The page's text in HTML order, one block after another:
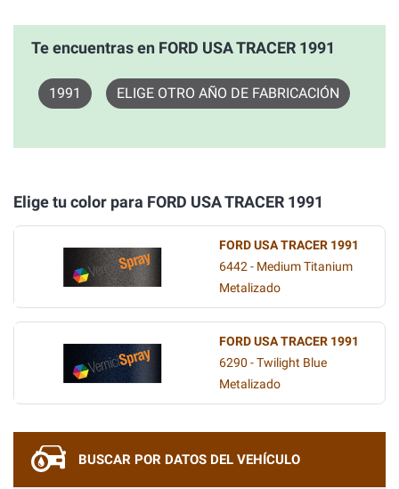
Te encuentras en FORD USA TRACER 1991
1991 ELIGE OTRO AÑO DE FABRICACIÓN
Elige tu color para FORD USA TRACER 1991
FORD USA TRACER 1991
6442 - Medium Titanium
Metalizado
FORD USA TRACER 1991
6290 - Twilight Blue
Metalizado
BUSCAR POR DATOS DEL VEHÍCULO